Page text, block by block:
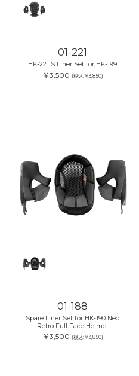
01-221
HK-221 S Liner Set for HK-199
￥3,500 (税込:￥3,850)
01-188
Spare Liner Set for HK-190 Neo
Retro Full Face Helmet
￥3,500 (税込:￥3,850)